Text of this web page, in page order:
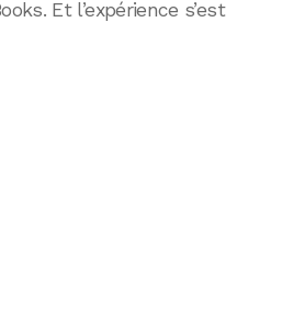
Et l’expérience s’est